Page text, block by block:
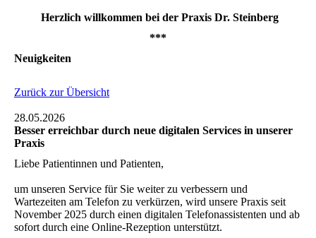
Herzlich willkommen bei der Praxis Dr. Steinberg
***
Neuigkeiten
Zurück zur Übersicht
28.05.2026
Besser erreichbar durch neue digitalen Services in unserer
Praxis
Liebe Patientinnen und Patienten,
um unseren Service für Sie weiter zu verbessern und
Wartezeiten am Telefon zu verkürzen, wird unsere Praxis seit
November 2025 durch einen digitalen Telefonassistenten und ab
sofort durch eine Online-Rezeption unterstützt.